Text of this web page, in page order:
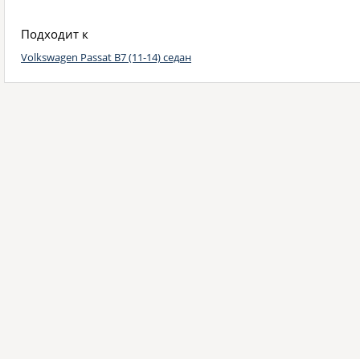
Подходит к
Volkswagen Passat B7 (11-14) седан